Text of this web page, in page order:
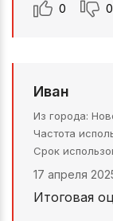
0 0
Иван
Из города
Частота
Срок
17 апреля
Итоговая